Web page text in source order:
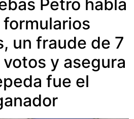
Petro habla
un fraude de 7
y asegura
fue el